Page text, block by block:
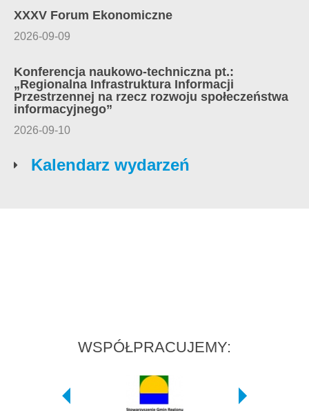
XXXV Forum Ekonomiczne
2026-09-09
Konferencja naukowo-techniczna pt.:
„Regionalna Infrastruktura Informacji
Przestrzennej na rzecz rozwoju społeczeństwa
informacyjnego”
2026-09-10
Kalendarz wydarzeń
WSPÓŁPRACUJEMY: